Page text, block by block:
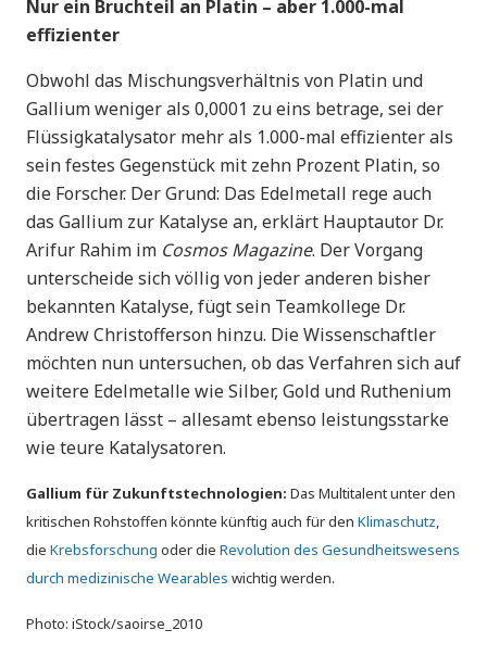
Nur ein Bruchteil an Platin – aber 1.000-mal
effizienter
Obwohl das Mischungsverhältnis von Platin und
Gallium weniger als 0,0001 zu eins betrage, sei der
Flüssigkatalysator mehr als 1.000-mal effizienter als
sein festes Gegenstück mit zehn Prozent Platin, so
die Forscher. Der Grund: Das Edelmetall rege auch
das Gallium zur Katalyse an, erklärt Hauptautor Dr.
Arifur Rahim im Cosmos Magazine. Der Vorgang
unterscheide sich völlig von jeder anderen bisher
bekannten Katalyse, fügt sein Teamkollege Dr.
Andrew Christofferson hinzu. Die Wissenschaftler
möchten nun untersuchen, ob das Verfahren sich auf
weitere Edelmetalle wie Silber, Gold und Ruthenium
übertragen lässt – allesamt ebenso leistungsstarke
wie teure Katalysatoren.
Gallium für Zukunftstechnologien: Das Multitalent unter den
kritischen Rohstoffen könnte künftig auch für den Klimaschutz,
die Krebsforschung oder die Revolution des Gesundheitswesens
durch medizinische Wearables wichtig werden.
Photo: iStock/saoirse_2010